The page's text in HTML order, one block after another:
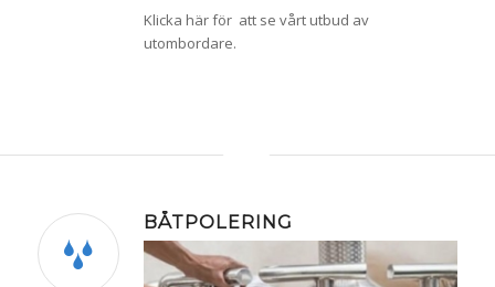
Klicka här för att se vårt utbud av
utombordare.
BÅTPOLERING